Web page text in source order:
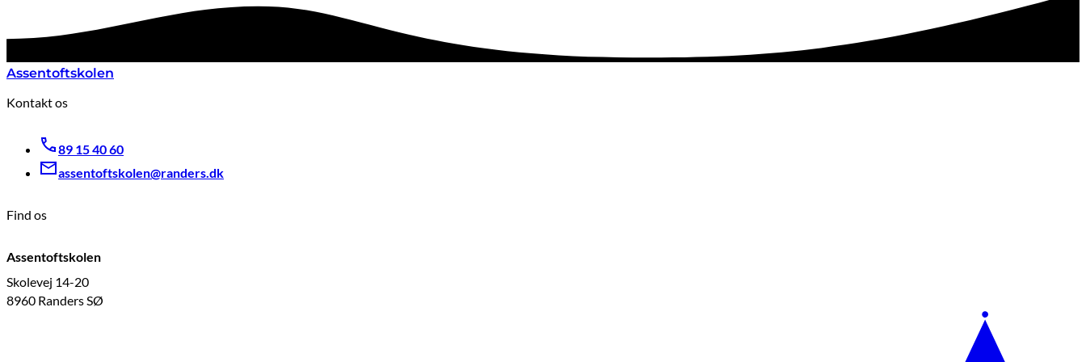
Assentoftskolen
Kontakt os
89 15 40 60
assentoftskolen@randers.dk
Find os
Assentoftskolen
Skolevej 14-20
8960 Randers SØ